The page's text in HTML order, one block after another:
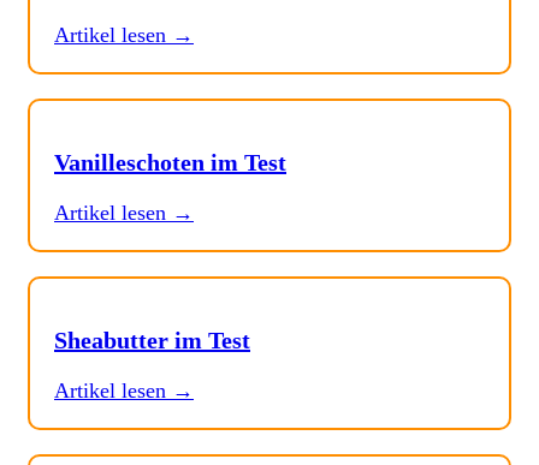
Artikel lesen →
Vanilleschoten im Test
Artikel lesen →
Sheabutter im Test
Artikel lesen →